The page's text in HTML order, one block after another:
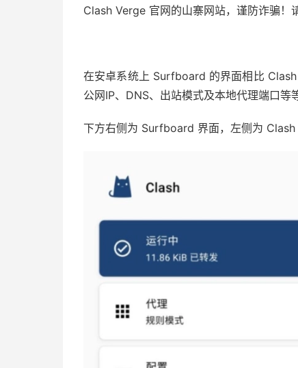
Clash Verge 官网的山寨网站，谨防诈骗！
在安卓系统上 Surfboard 的界面相比 Clash
公网IP、DNS、出站模式及本地代理端口等
下方右侧为 Surfboard 界面，左侧为